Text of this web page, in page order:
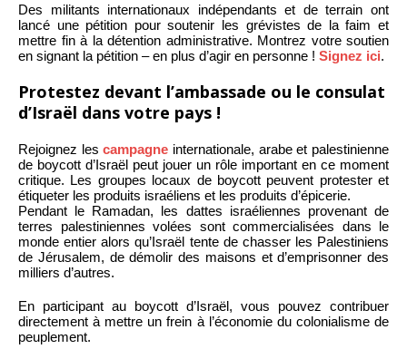
Des militants internationaux indépendants et de terrain ont
lancé une pétition pour soutenir les grévistes de la faim et
mettre fin à la détention administrative. Montrez votre soutien
en signant la pétition – en plus d’agir en personne ! Signez ici.
Protestez devant l’ambassade ou le consulat
d’Israël dans votre pays !
Rejoignez lescampagne internationale, arabe et palestinienne
de boycott d’Israël peut jouer un rôle important en ce moment
critique. Les groupes locaux de boycott peuvent protester et
étiqueter les produits israéliens et les produits d’épicerie.
Pendant le Ramadan, les dattes israéliennes provenant de
terres palestiniennes volées sont commercialisées dans le
monde entier alors qu’Israël tente de chasser les Palestiniens
de Jérusalem, de démolir des maisons et d’emprisonner des
milliers d’autres.
En participant au boycott d’Israël, vous pouvez contribuer
directement à mettre un frein à l’économie du colonialisme de
peuplement.